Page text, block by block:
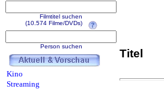
Titel
Filmtitel suchen
(10.574 Filme/DVDs)
Person suchen
Kino
Streaming